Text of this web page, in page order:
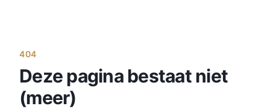
404
Deze pagina bestaat niet
(meer)